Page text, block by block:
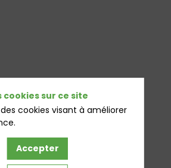
cookies sur ce site
cookies visant à améliorer
Accepter